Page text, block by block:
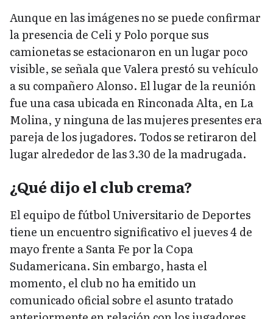
Aunque en las imágenes no se puede confirmar
la presencia de Celi y Polo porque sus
camionetas se estacionaron en un lugar poco
visible, se señala que Valera prestó su vehículo
a su compañero Alonso. El lugar de la reunión
fue una casa ubicada en Rinconada Alta, en La
Molina, y ninguna de las mujeres presentes era
pareja de los jugadores. Todos se retiraron del
lugar alrededor de las 3.30 de la madrugada.
¿Qué dijo el club crema?
El equipo de fútbol Universitario de Deportes
tiene un encuentro significativo el jueves 4 de
mayo frente a Santa Fe por la Copa
Sudamericana. Sin embargo, hasta el
momento, el club no ha emitido un
comunicado oficial sobre el asunto tratado